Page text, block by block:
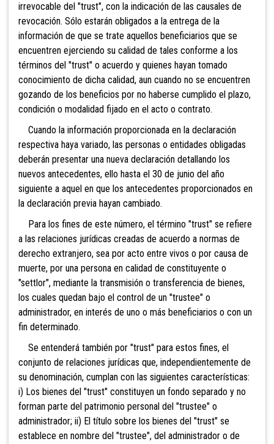
irrevocable del "trust", con la indicación de las causales de
revocación. Sólo estarán obligados a la entrega de la
información de que se trate aquellos beneficiarios que se
encuentren ejerciendo su calidad de tales conforme a los
términos del "trust" o acuerdo y quienes hayan tomado
conocimiento de dicha calidad, aun cuando no se encuentren
gozando de los beneficios por no haberse cumplido el plazo,
condición o modalidad fijado en el acto o contrato.
Cuando la información proporcionada en la declaración
respectiva haya variado, las personas o entidades obligadas
deberán presentar una nueva declaración detallando los
nuevos antecedentes, ello hasta el 30 de junio del año
siguiente a aquel en que los antecedentes proporcionados en
la declaración previa hayan cambiado.
Para los fines de este número, el término "trust" se refiere
a las relaciones jurídicas creadas de acuerdo a normas de
derecho extranjero, sea por acto entre vivos o por causa de
muerte, por una persona en calidad de constituyente o
"settlor", mediante la transmisión o transferencia de bienes,
los cuales quedan bajo el control de un "trustee" o
administrador, en interés de uno o más beneficiarios o con un
fin determinado.
Se entenderá también por "trust" para estos fines, el
conjunto de relaciones jurídicas que, independientemente de
su denominación, cumplan con las siguientes características:
i) Los bienes del "trust" constituyen un fondo separado y no
forman parte del patrimonio personal del "trustee" o
administrador; ii) El título sobre los bienes del "trust" se
establece en nombre del "trustee", del administrador o de